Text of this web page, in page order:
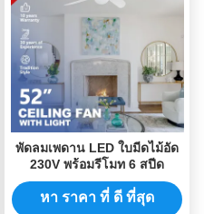
พัดลมเพดาน LED ใบมีดไม้อัด
230V พร้อมรีโมท 6 สปีด
หา ราคา ที่ ดี ที่สุด